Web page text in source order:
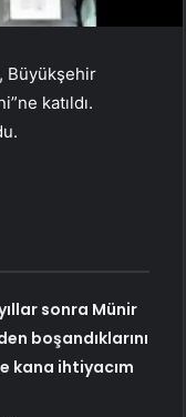
Büyükşehir
katıldı.
sonra Münir
boşandıklarını
kana ihtiyacım